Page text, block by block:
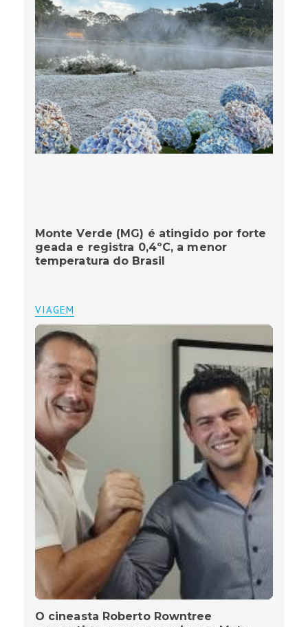
Monte Verde (MG) é atingido por forte
geada e registra 0,4ºC, a menor
temperatura do Brasil
VIAGEM
O cineasta Roberto Rowntree